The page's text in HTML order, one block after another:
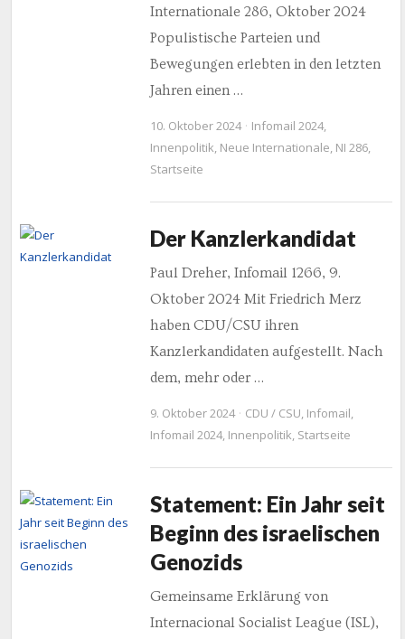
Internationale 286, Oktober 2024
Populistische Parteien und
Bewegungen erlebten in den letzten
Jahren einen …
10. Oktober 2024 Infomail 2024,
Innenpolitik, Neue Internationale, NI 286,
Startseite
Der Kanzlerkandidat
Paul Dreher, Infomail 1266, 9.
Oktober 2024 Mit Friedrich Merz
haben CDU/CSU ihren
Kanzlerkandidaten aufgestellt. Nach
dem, mehr oder …
9. Oktober 2024 CDU / CSU, Infomail,
Infomail 2024, Innenpolitik, Startseite
Statement: Ein Jahr seit
Beginn des israelischen
Genozids
Gemeinsame Erklärung von
Internacional Socialist League (ISL),